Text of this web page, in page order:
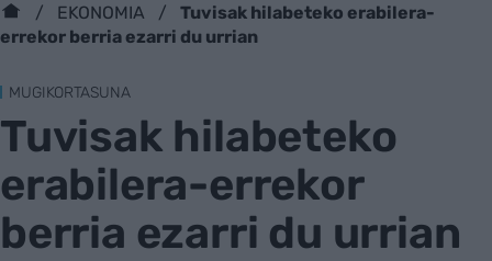
EKONOMIA
Tuvisak hilabeteko erabilera-
errekor berria ezarri du urrian
MUGIKORTASUNA
Tuvisak hilabeteko
erabilera-errekor
berria ezarri du urrian